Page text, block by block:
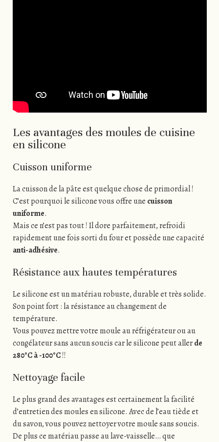
Les avantages des moules de cuisine
en silicone
Cuisson uniforme
La cuisson de la pâte est quelque chose de primordial !
C’est pourquoi le silicone vous offre une cuisson
uniforme.
Mais ce n’est pas tout ! Il dore parfaitement, refroidi
rapidement une fois sorti du four et possède une capacité
anti-adhésive.
Résistance aux hautes températures
Le silicone est un matériau robuste, durable et très solide.
Son point fort : la résistance au changement de
température.
Vous pouvez mettre votre moule au réfrigérateur ou au
congélateur sans aucun soucis car le silicone peut allerde
280°C à -100°C!!
Nettoyage facile
Le plus grand des avantages est certainement la facilité
d’entretien des moules en silicone. Avec de l’eau tiède et
du savon, vous pouvez nettoyer votre moule sans soucis.
De plus ce matériau passe au lave-vaisselle… que